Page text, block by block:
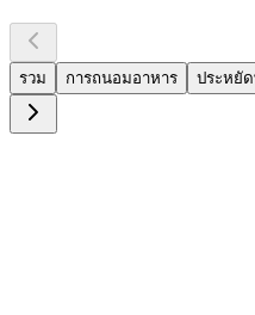
รวม การถนอมอาหาร ประหยั